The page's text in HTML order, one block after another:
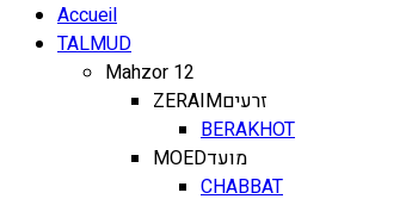
Accueil
TALMUD
Mahzor 12
ZERAIMזרעים
BERAKHOT
MOEDמועד
CHABBAT